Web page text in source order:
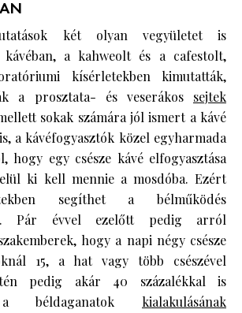
két olyan vegyületet is
a kahweolt és a cafestolt,
kísérletekben kimutatták,
a prosztata- és veserákos sejtek
sokak számára jól ismert a kávé
a kávéfogyasztók közel egyharmada
hogy egy csésze kávé elfogyasztása
ki kell mennie a mosdóba. Ezért
segíthet a bélműködés
Pár évvel ezelőtt pedig arról
hogy a napi négy csésze
15, a hat vagy több csészével
pedig akár 40 százalékkal is
a béldaganatok kialakulásának